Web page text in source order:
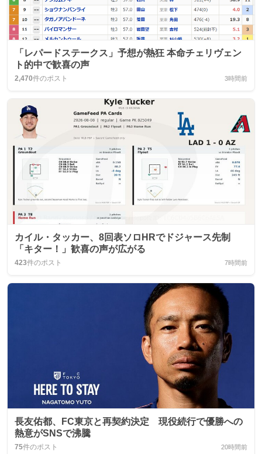
「レパードステークス」予想が熱狂 本命チェリヴェン
ト的中で歓喜の声
2,470件のポスト 3時間前
カイル・タッカー、8回表ソロHRでドジャース先制
「キター！」歓喜の声が広がる
423件のポスト 7時間前
長友佑都、FC東京と再契約決定 現役続行で優勝への
熱意がSNSで沸騰
75件のポスト 20時間前